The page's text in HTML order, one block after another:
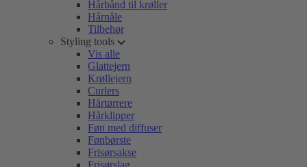
Hårbånd til krøller
Hårnåle
Tilbehør
Styling tools
Vis alle
Glattejern
Krøllejern
Curlers
Hårtørrere
Hårklipper
Føn med diffuser
Fønbørste
Frisørsakse
Frisørslag